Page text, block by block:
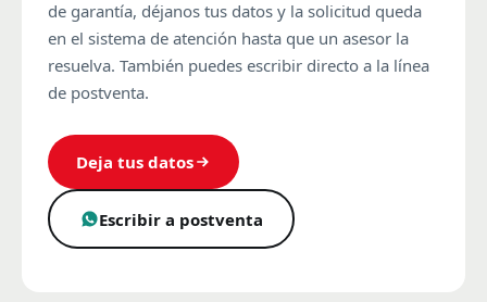
de garantía, déjanos tus datos y la solicitud queda
en el sistema de atención hasta que un asesor la
resuelva. También puedes escribir directo a la línea
de postventa.
Deja tus datos
Escribir a postventa